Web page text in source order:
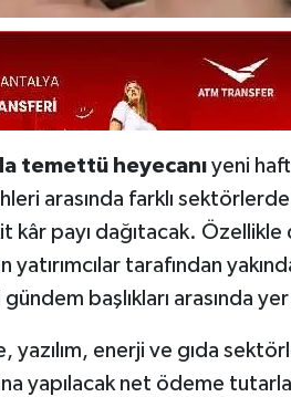
temettü heyecanıyeni
arasında farklı
kâr payı dağıtacak.
tarafından
başlıkları arasında yer
yazılım, enerji ve gıda
yapılacak net ödeme